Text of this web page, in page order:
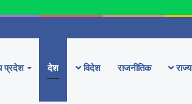
प्रदेश देश विदेश राजनीतिक राज्य